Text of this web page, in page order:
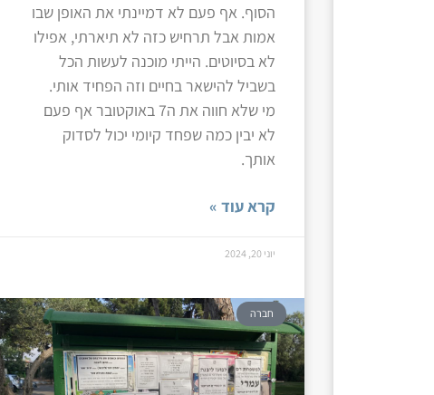
הסוף. אף פעם לא דמיינתי את האופן שבו
אמות אבל תרחיש כזה לא תיארתי, אפילו
לא בסיוטים. הייתי מוכנה לעשות הכל
בשביל להישאר בחיים וזה הפחיד אותי.
מי שלא חווה את ה7 באוקטובר אף פעם
לא יבין כמה שפחד קיומי יכול לסדוק
אותך.
קרא עוד »
יוני 20, 2024
חברה